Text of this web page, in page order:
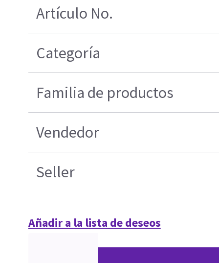
Artículo No.
Categoría
Familia de productos
Vendedor
Seller
Añadir a la lista de deseos